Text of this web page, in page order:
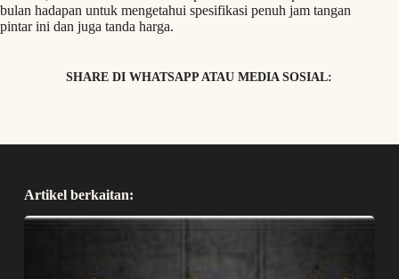
bulan hadapan untuk mengetahui spesifikasi penuh jam tangan
pintar ini dan juga tanda harga.
SHARE DI WHATSAPP ATAU MEDIA SOSIAL:
Artikel berkaitan: